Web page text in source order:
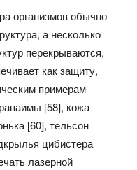
организмов обычно
а несколько
перекрываются,
как защиту,
примерам
[58], кожа
[60], тельсон
цибистера
лазерной